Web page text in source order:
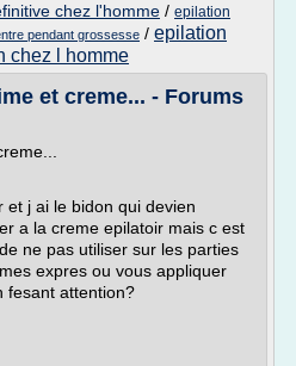
chez l'homme / epilation
pendant grossesse / epilation
chez l homme
et creme... - Forums
et j ai le bidon qui devien
a la creme epilatoir mais c est
ne pas utiliser sur les parties
expres ou vous appliquer
fesant attention?